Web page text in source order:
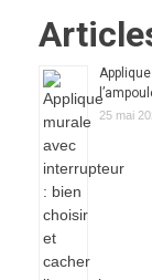
25 mai